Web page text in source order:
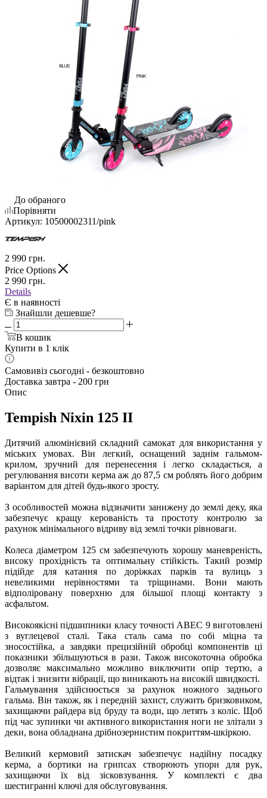
До обраного
Порівняти
Артикул: 10500002311/pink
2 990 грн.
Price Options
2 990 грн.
Details
Є в наявності
Знайшли дешевше?
В кошик
Купити в 1 клік
Самовивіз сьогодні - безкоштовно
Доставка завтра - 200 грн
Опис
Tempish Nixin 125 II
Дитячий алюмінієвий складний самокат для використання у
міських умовах. Він легкий, оснащений заднім гальмом-
крилом, зручний для перенесення і легко складається, а
регулювання висоти керма аж до 87,5 см роблять його добрим
варіантом для дітей будь-якого зросту.
З особливостей можна відзначити занижену до землі деку, яка
забезпечує кращу керованість та простоту контролю за
рахунок мінімального відриву від землі точки рівноваги.
Колеса діаметром 125 см забезпечують хорошу маневреність,
високу прохідність та оптимальну стійкість. Такий розмір
підійде для катання по доріжках парків та вулиць з
невеликими нерівностями та тріщинами. Вони мають
відполіровану поверхню для більшої площі контакту з
асфальтом.
Високоякісні підшипники класу точності ABEC 9 виготовлені
з вуглецевої сталі. Така сталь сама по собі міцна та
зносостійка, а завдяки прецизійній обробці компонентів ці
показники збільшуються в рази. Також високоточна обробка
дозволяє максимально можливо виключити опір тертю, а
відтак і знизити вібрації, що виникають на високій швидкості.
Гальмування здійснюється за рахунок ножного заднього
гальма. Він також, як і передній захист, служить бризковиком,
захищаючи райдера від бруду та води, що летять з коліс. Щоб
під час зупинки чи активного використання ноги не злітали з
деки, вона обладнана дрібнозернистим покриттям-шкіркою.
Великий кермовий затискач забезпечує надійну посадку
керма, а бортики на грипсах створюють упори для рук,
захищаючи їх від зісковзування. У комплекті є два
шестигранні ключі для обслуговування.